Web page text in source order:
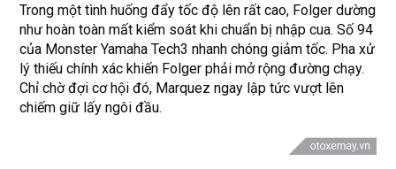
Trong một tình huống đẩy tốc độ lên rất cao, Folger dường
như hoàn toàn mất kiểm soát khi chuẩn bị nhập cua. Số 94
của Monster Yamaha Tech3 nhanh chóng giảm tốc. Pha xử
lý thiếu chính xác khiến Folger phải mở rộng đường chạy.
Chỉ chờ đợi cơ hội đó, Marquez ngay lập tức vượt lên
chiếm giữ lấy ngôi đầu.